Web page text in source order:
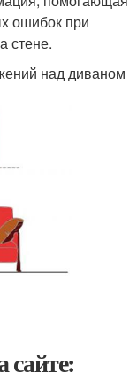
ошибок при
стене.
над диваном
сайте: